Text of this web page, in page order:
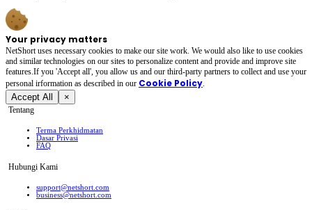
Your privacy matters
NetShort uses necessary cookies to make our site work. We would also like to use cookies
and similar technologies on our sites to personalize content and provide and improve site
features.If you 'Accept all', you allow us and our third-party partners to collect and use your
personal irformation as described in our Cookie Policy.
Accept All ×
Tentang
Terma Perkhidmatan
Dasar Privasi
FAQ
Hubungi Kami
support@netshort.com
business@netshort.com